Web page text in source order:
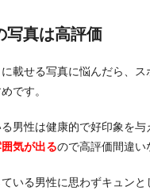
写真は高評価
載せる写真に悩んだら、ス
です。
男性は健康的で好印象を与
気が出るので高評価間違い
いる男性に思わずキュンと